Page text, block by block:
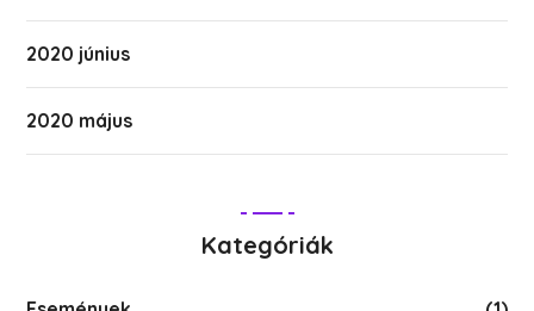
2020 június
2020 május
Kategóriák